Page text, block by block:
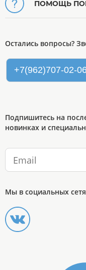
ПОМОЩЬ
Остались вопросы?
+7(962)707-02-
Подпишитесь на
новинках и
Мы в социальных